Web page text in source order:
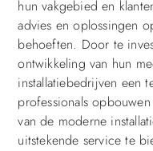
hun vakgebied en
advies en oplossingen
behoeften. Door te
ontwikkeling van hun
installatiebedrijven een
professionals
van de moderne
uitstekende service te